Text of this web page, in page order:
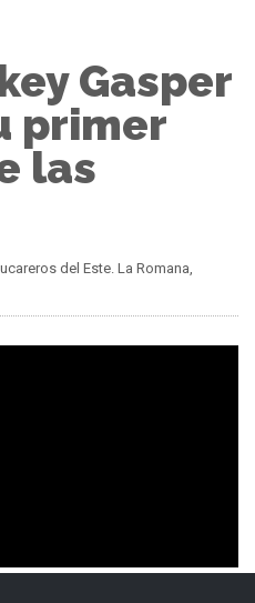
Gasper
primer
las
del Este. La Romana,